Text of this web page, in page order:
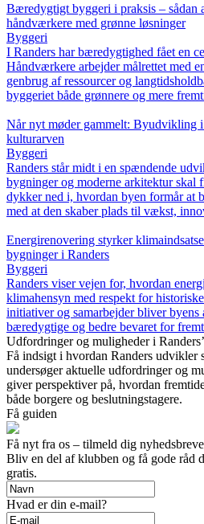
Bæredygtigt byggeri i praksis – sådan
håndværkere med grønne løsninger
Byggeri
I Randers har bæredygtighed fået en
Håndværkere arbejder målrettet med
genbrug af ressourcer og
byggeriet både grønnere og mere
Når nyt møder gammelt: Byudvikling
kulturarven
Byggeri
Randers står midt i en spændende
bygninger og moderne arkitektur
dykker ned i, hvordan byen formår at
med at den skaber plads til vækst,
Energirenovering styrker
bygninger i Randers
Byggeri
Randers viser vejen for, hvordan
klimahensyn med respekt for
initiativer og samarbejder bliver byens
bæredygtige og bedre bevaret for
Udfordringer og muligheder i
Få indsigt i hvordan Randers udvikler
undersøger aktuelle udfordringer og
giver perspektiver på, hvordan
både borgere og beslutningstagere.
Få guiden
Få nyt fra os – tilmeld dig
Bliv en del af klubben og få gode råd
gratis.
Hvad er din e-mail?